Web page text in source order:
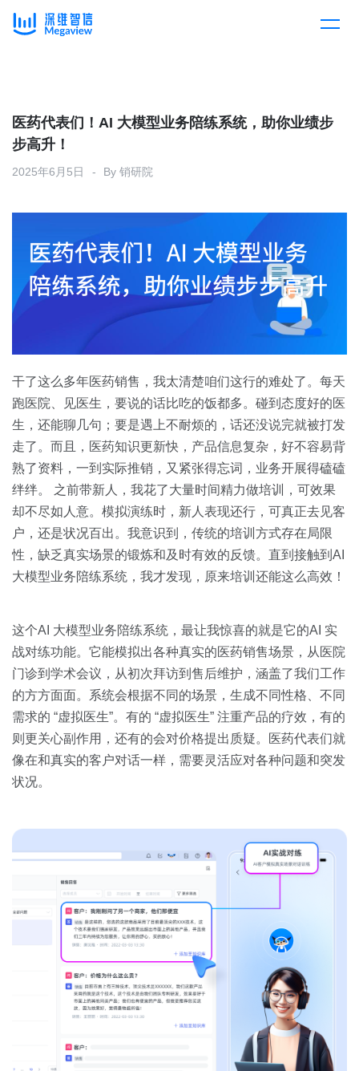
产品总览
产品集成
下载客户端
解决方案
按行业
企业服务
消费医疗
教育
金融
销售人员
销售管理
按业务场景
交易跟进
培训辅导
客户案例
开放平台
定价
全部
白皮书
销售会话智能
预约演示
医药代表们！AI 大模型业务陪练系统，助你业绩步
步高升！
2025年6月5日 By 销研院
干了这么多年医药销售，我太清楚咱们这行的难处了。每天
跑医院、见医生，要说的话比吃的饭都多。碰到态度好的医
生，还能聊几句；要是遇上不耐烦的，话还没说完就被打发
走了。而且，医药知识更新快，产品信息复杂，好不容易背
熟了资料，一到实际推销，又紧张得忘词，业务开展得磕磕
绊绊。 之前带新人，我花了大量时间精力做培训，可效果
却不尽如人意。模拟演练时，新人表现还行，可真正去见客
户，还是状况百出。我意识到，传统的培训方式存在局限
性，缺乏真实场景的锻炼和及时有效的反馈。直到接触到AI
大模型业务陪练系统，我才发现，原来培训还能这么高效！
这个AI 大模型业务陪练系统，最让我惊喜的就是它的AI 实
战对练功能。它能模拟出各种真实的医药销售场景，从医院
门诊到学术会议，从初次拜访到售后维护，涵盖了我们工作
的方方面面。系统会根据不同的场景，生成不同性格、不同
需求的 “虚拟医生”。有的 “虚拟医生” 注重产品的疗效，有的
则更关心副作用，还有的会对价格提出质疑。医药代表们就
像在和真实的客户对话一样，需要灵活应对各种问题和突发
状况。